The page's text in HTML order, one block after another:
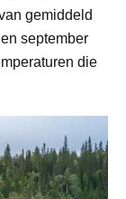
gemiddeld
september
die